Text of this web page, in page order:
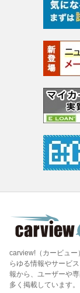
carview!（カービュー
らゆる情報やサービ
報から、ユーザーや
多く掲載しています。